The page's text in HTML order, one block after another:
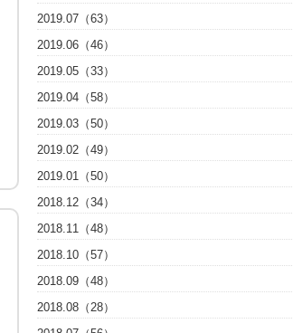
2019.07（63）
2019.06（46）
2019.05（33）
2019.04（58）
2019.03（50）
2019.02（49）
2019.01（50）
2018.12（34）
2018.11（48）
2018.10（57）
2018.09（48）
2018.08（28）